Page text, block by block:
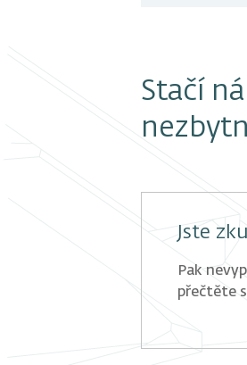
Stačí
Jste
Pak
přečtěte